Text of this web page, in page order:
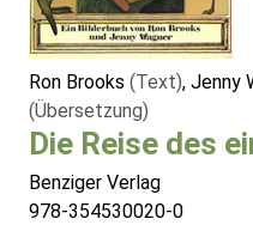
Ron Brooks (Text), Jenny
(Übersetzung)
Die Reise des
Benziger Verlag
978-354530020-0